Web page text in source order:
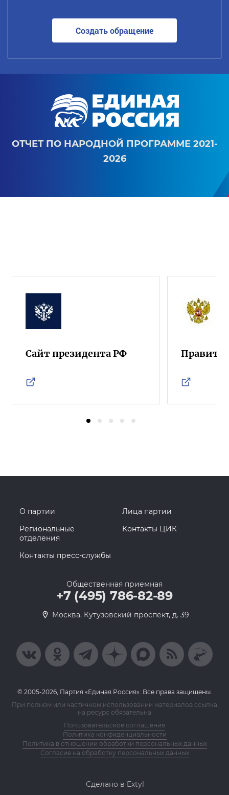
Создать обращение
ОТЧЕТ ПО НАРОДНОЙ ПРОГРАММЕ 2021-
2026
Сайт президента РФ
О партии
Лица партии
Региональные
отделения
Контакты ЦИК
Контакты пресс-службы
Общественная приемная
+7 (495) 786-82-89
Москва, Кутузовский проспект, д. 39
© 2005-2026, Партия «Единая Россия». Все права защищены.
При полном или частичном использовании материалов ссылка
на ресурс обязательна
Пользовательское соглашение
Политика конфиденциальности
Политика в отношении обработки персональных данных
Согласие на обработку персональных данных
Сделано в Extyl